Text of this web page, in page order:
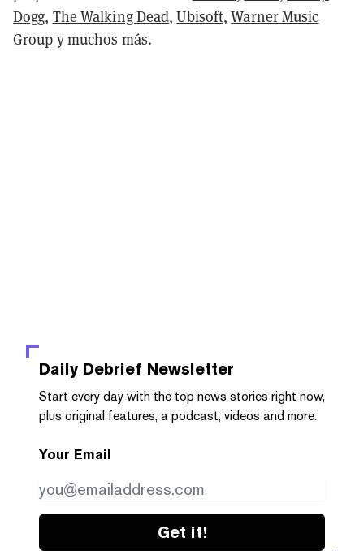
Dogg, The Walking Dead,Ubisoft,Warner Music
Group y muchos más.
Daily Debrief Newsletter
Start every day with the top news stories right now,
plus original features, a podcast, videos and more.
Your Email
Get it!